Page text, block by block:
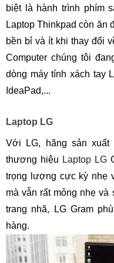
biệt là hành trình phím
Laptop Thinkpad còn ăn
bền bỉ và ít khi thay đổi
Computer chúng tôi
dòng máy tính xách tay
IdeaPad,...
Laptop LG
Với LG, hãng sản
thương hiệu Laptop LG
trọng lượng cực kỳ nhẹ
mà vẫn rất mỏng nhẹ và
trang nhã, LG Gram
hàng.